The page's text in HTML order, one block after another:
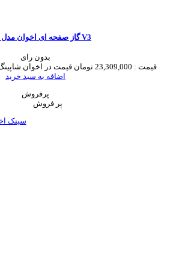
گاز صفحه ای اخوان مدل ونوس V3
بدون رای
قیمت : 23,309,000 تومان قیمت در اخوان
اضافه به سبد خرید
پرفروش